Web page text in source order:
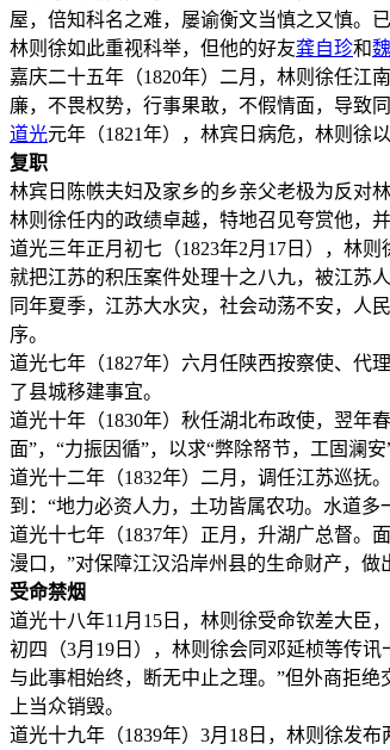
屋，倍知科名之难，屡谕衡文当慎之又慎。
林则徐如此重视科举，但他的好友龚自珍和
嘉庆二十五年（1820年）二月，林则徐任江
廉，不畏权势，行事果敢，不假情面，导致
道光元年（1821年），林宾日病危，林则徐
复职
林宾日陈帙夫妇及家乡的乡亲父老极为反对
林则徐任内的政绩卓越，特地召见夸赏他，
道光三年正月初七（1823年2月17日），林
就把江苏的积压案件处理十之八九，被江苏
同年夏季，江苏大水灾，社会动荡不安，人
序。
道光七年（1827年）六月任陕西按察使、代
了县城移建事宜。
道光十年（1830年）秋任湖北布政使，翌年
面”，“力振因循”，以求“弊除帑节，工固澜
道光十二年（1832年）二月，调任江苏巡抚
到：“地力必资人力，土功皆属农功。水道多
道光十七年（1837年）正月，升湖广总督。
漫口，”对保障江汉沿岸州县的生命财产，做
受命禁烟
道光十八年11月15日，林则徐受命钦差大臣
初四（3月19日），林则徐会同邓延桢等传
与此事相始终，断无中止之理。”但外商拒
上当众销毁。
道光十九年（1839年）3月18日，林则徐发